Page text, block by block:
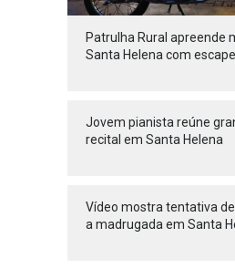
Patrulha Rural apreende
Santa Helena com
Jovem pianista reúne
recital em Santa Helena
Vídeo mostra tentativa
a madrugada em Santa